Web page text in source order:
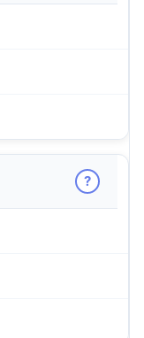
?